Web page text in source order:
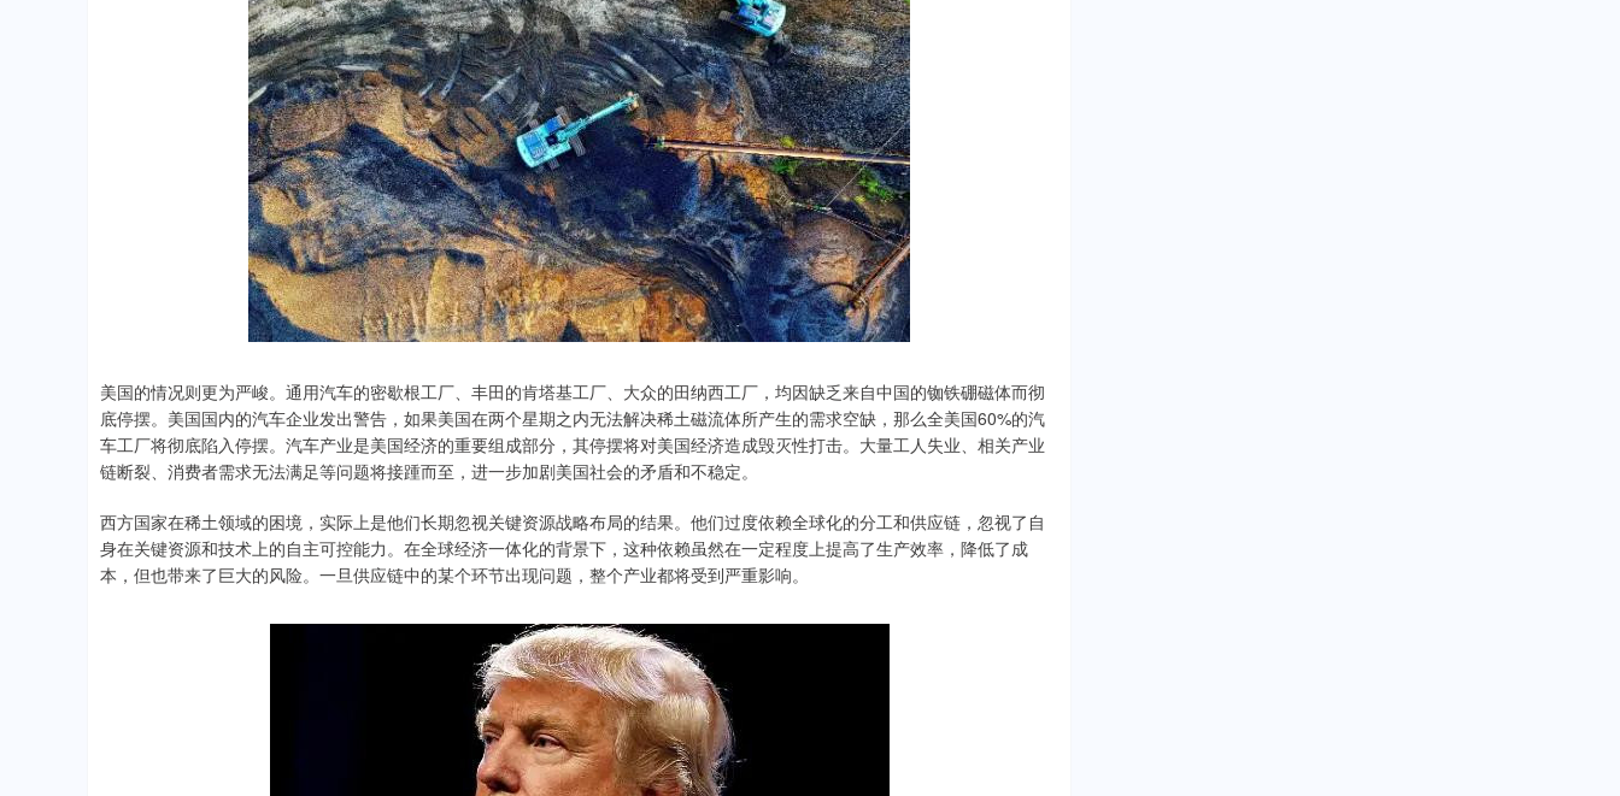
美国的情况则更为严峻。通用汽车的密歇根工厂、丰田的肯塔基工厂、大众的田纳西工厂，均因缺乏来自中国的铷铁硼磁体而彻
底停摆。美国国内的汽车企业发出警告，如果美国在两个星期之内无法解决稀土磁流体所产生的需求空缺，那么全美国60%的汽
车工厂将彻底陷入停摆。汽车产业是美国经济的重要组成部分，其停摆将对美国经济造成毁灭性打击。大量工人失业、相关产业
链断裂、消费者需求无法满足等问题将接踵而至，进一步加剧美国社会的矛盾和不稳定。
西方国家在稀土领域的困境，实际上是他们长期忽视关键资源战略布局的结果。他们过度依赖全球化的分工和供应链，忽视了自
身在关键资源和技术上的自主可控能力。在全球经济一体化的背景下，这种依赖虽然在一定程度上提高了生产效率，降低了成
本，但也带来了巨大的风险。一旦供应链中的某个环节出现问题，整个产业都将受到严重影响。